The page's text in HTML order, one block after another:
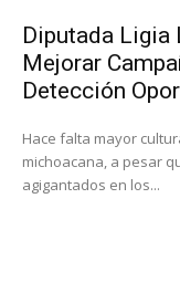
Diputada Ligia
Mejorar
Detección
Hace falta mayor
michoacana, a pesar
agigantados en los...